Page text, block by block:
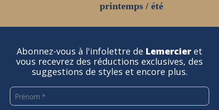
printemps / été
Abonnez-vous à l'infolettre de Lemercier et
vous recevrez des réductions exclusives, des
suggestions de styles et encore plus.